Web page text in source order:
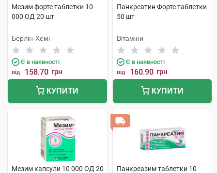
Мезим форте таблетки 10
000 ОД 20 шт
Берлін-Хемі
Є в наявності
від 158.70 грн
КУПИТИ
Панкреатин Форте таблетки
50 шт
Вітаміни
Є в наявності
від 160.90 грн
КУПИТИ
Мезим капсули 10 000 ОД 20
Панкреазим таблетки 10